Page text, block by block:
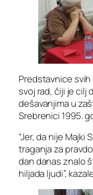
Predstavnice
svoj rad, čiji je cilj
dešavanjima u
Srebrenici 1995.
“Jer, da nije Majki
traganja za
dan danas znalo
hiljada ljudi”,